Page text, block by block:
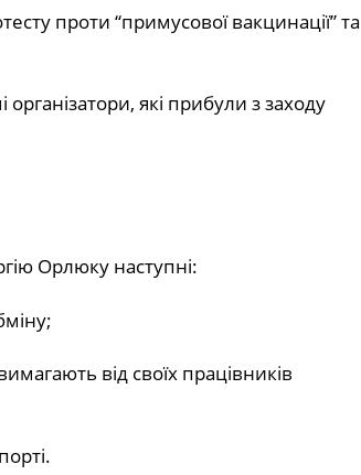
проти “примусової вакцинації” та
організатори, які прибули з заходу
Орлюку наступні:
від своїх працівників